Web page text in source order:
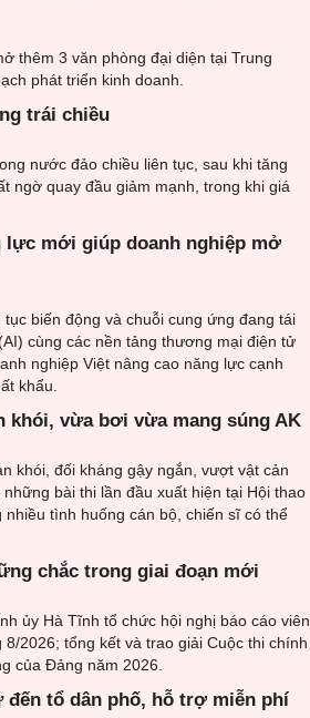
thêm 3 văn phòng đại diện tại Trung
phát triển kinh doanh.
trái chiều
nước đảo chiều liên tục, sau khi tăng
ngờ quay đầu giảm mạnh, trong khi giá
mới giúp doanh nghiệp mở
biến động và chuỗi cung ứng đang tái
cùng các nền tảng thương mại điện tử
nghiệp Việt nâng cao năng lực cạnh
khẩu.
khói, vừa bơi vừa mang súng AK
khói, đối kháng gậy ngắn, vượt vật cản
bài thi lần đầu xuất hiện tại Hội thao
tình huống cán bộ, chiến sĩ có thể
chắc trong giai đoạn mới
ủy Hà Tĩnh tổ chức hội nghị báo cáo viên
2026; tổng kết và trao giải Cuộc thi chính
của Đảng năm 2026.
đến tổ dân phố, hỗ trợ miễn phí